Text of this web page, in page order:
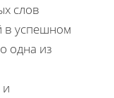
слов
в успешном
одна из